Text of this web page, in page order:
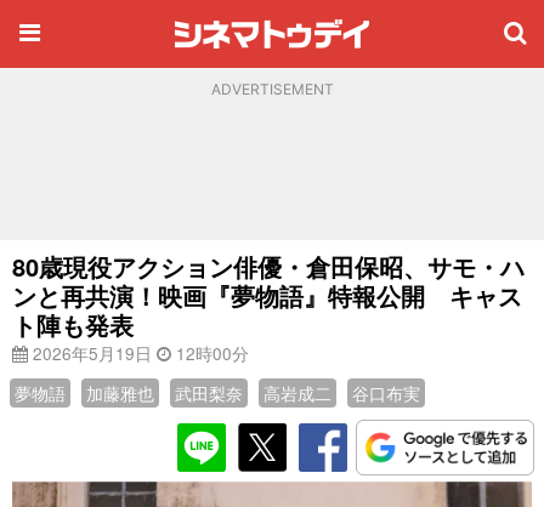
ADVERTISEMENT
80歳現役アクション俳優・倉田保昭、サモ・ハ
ンと再共演！映画『夢物語』特報公開 キャス
ト陣も発表
2026年5月19日
12時00分
夢物語
加藤雅也 武田梨奈 高岩成二 谷口布実